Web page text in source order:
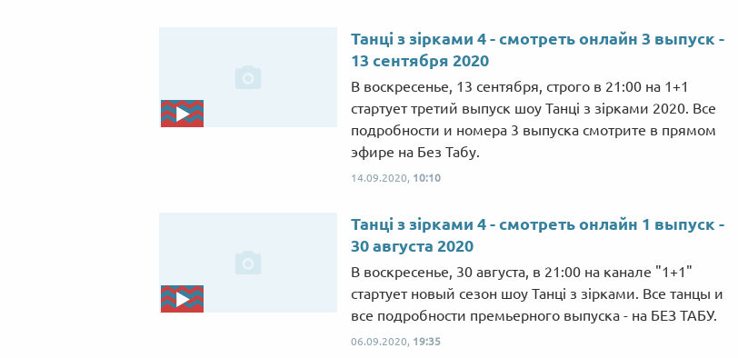
Танці з зірками 4 - смотреть онлайн 3 выпуск -
13 сентября 2020
В воскресенье, 13 сентября, строго в 21:00 на 1+1
стартует третий выпуск шоу Танці з зірками 2020. Все
подробности и номера 3 выпуска смотрите в прямом
эфире на Без Табу.
14.09.2020, 10:10
Танці з зірками 4 - смотреть онлайн 1 выпуск -
30 августа 2020
В воскресенье, 30 августа, в 21:00 на канале "1+1"
стартует новый сезон шоу Танці з зірками. Все танцы и
все подробности премьерного выпуска - на БЕЗ ТАБУ.
06.09.2020, 19:35